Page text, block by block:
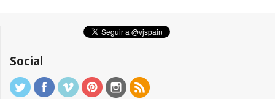
Social